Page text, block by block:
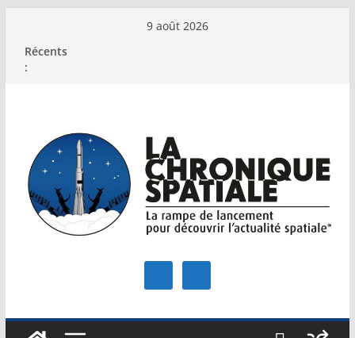
contenu
9 août 2026
Récents
: